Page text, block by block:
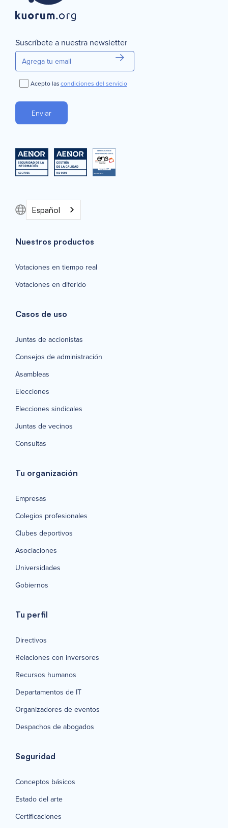
Suscríbete a nuestra newsletter
Acepto lascondiciones del servicio
Español
Nuestros productos
Votaciones en tiempo real
Votaciones en diferido
Casos de uso
Juntas de accionistas
Consejos de administración
Asambleas
Elecciones
Elecciones sindicales
Juntas de vecinos
Consultas
Tu organización
Empresas
Colegios profesionales
Clubes deportivos
Asociaciones
Universidades
Gobiernos
Tu perfil
Directivos
Relaciones con inversores
Recursos humanos
Departamentos de IT
Organizadores de eventos
Despachos de abogados
Seguridad
Conceptos básicos
Estado del arte
Certificaciones